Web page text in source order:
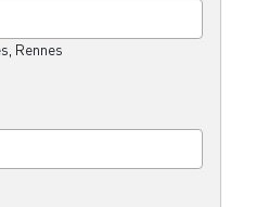
Rennes